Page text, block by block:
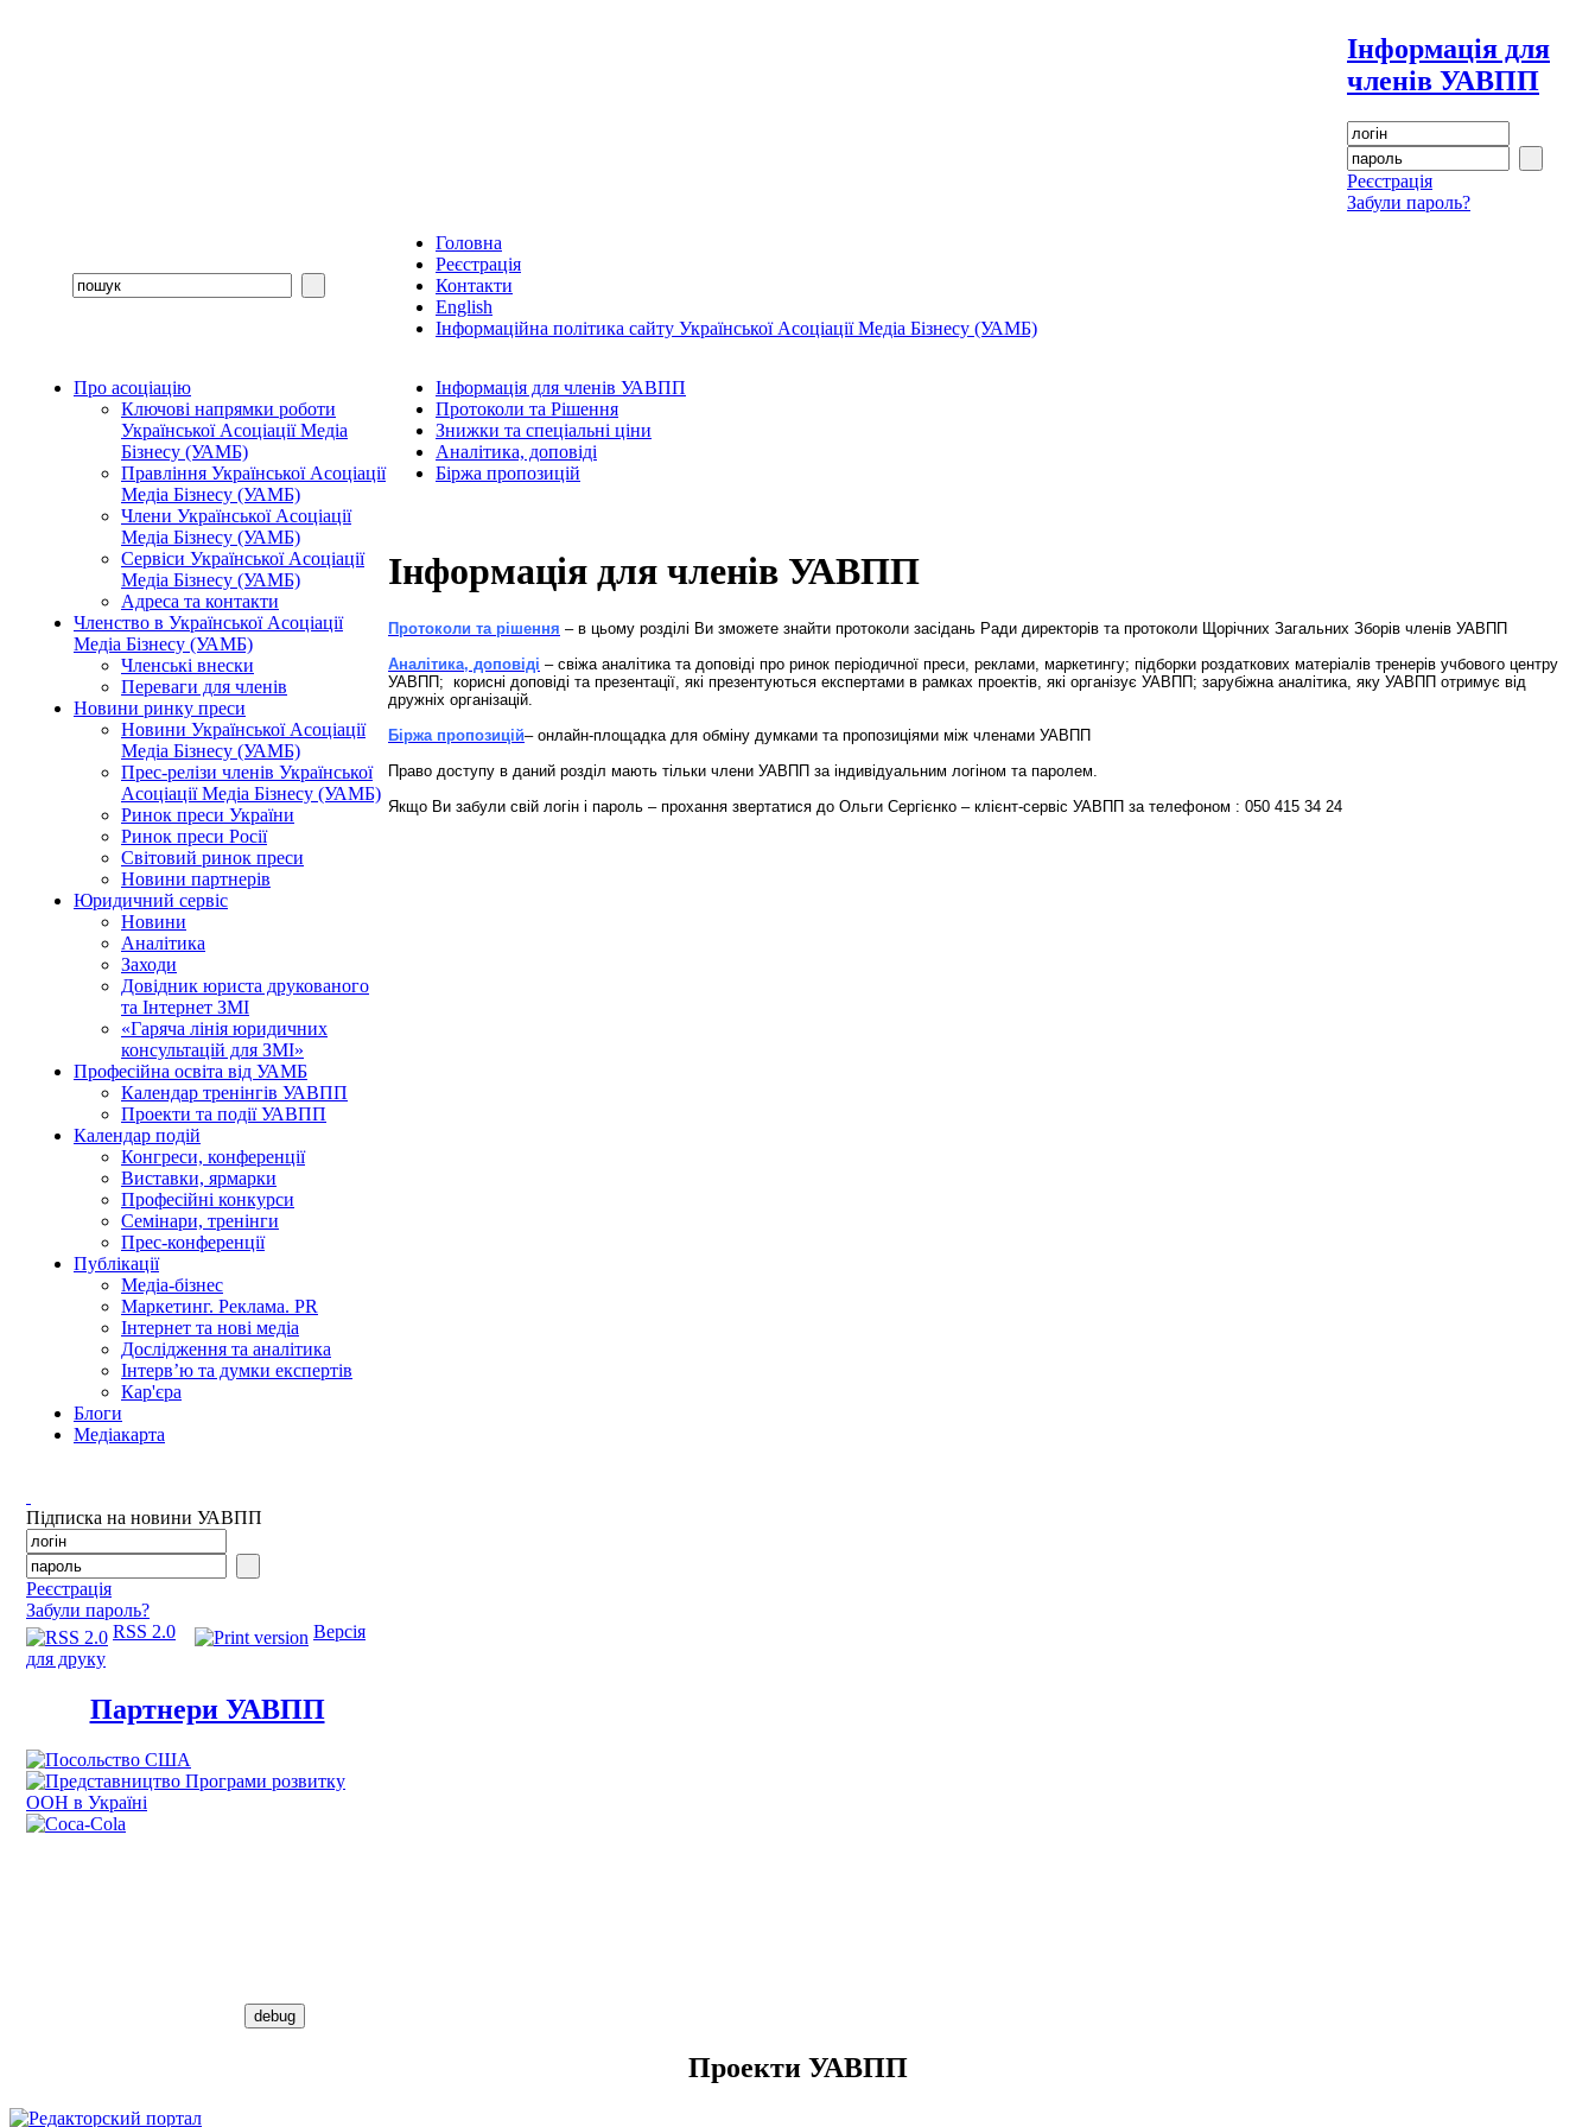
Інформація для
членів УАВПП
Реєстрація
Забули пароль?
Головна
Реєстрація
Контакти
English
Інформаційна політика сайту Української Асоціації Медіа Бізнесу (УАМБ)
Про асоціацію
Ключові напрямки роботи
Української Асоціації Медіа
Бізнесу (УАМБ)
Правління Української Асоціації
Медіа Бізнесу (УАМБ)
Члени Української Асоціації
Медіа Бізнесу (УАМБ)
Сервіси Української Асоціації
Медіа Бізнесу (УАМБ)
Адреса та контакти
Членство в Української Асоціації
Медіа Бізнесу (УАМБ)
Членські внески
Переваги для членів
Новини ринку преси
Новини Української Асоціації
Медіа Бізнесу (УАМБ)
Прес-релізи членів Української
Асоціації Медіа Бізнесу (УАМБ)
Ринок преси України
Ринок преси Росії
Світовий ринок преси
Новини партнерів
Юридичний сервіс
Новини
Аналітика
Заходи
Довідник юриста друкованого
та Інтернет ЗМІ
«Гаряча лінія юридичних
консультацій для ЗМІ»
Професійна освіта від УАМБ
Календар тренінгів УАВПП
Проекти та події УАВПП
Календар подій
Конгреси, конференції
Виставки, ярмарки
Професійні конкурси
Семінари, тренінги
Прес-конференції
Публікації
Медіа-бізнес
Маркетинг. Реклама. PR
Інтернет та нові медіа
Дослідження та аналітика
Інтерв’ю та думки експертів
Кар'єра
Блоги
Медіакарта
Підписка на новини УАВПП
Реєстрація
Забули пароль?
RSS 2.0
Версія
для друку
Партнери УАВПП
Інформація для членів УАВПП
Протоколи та Рішення
Знижки та спеціальні ціни
Аналітика, доповіді
Біржа пропозицій
Інформація для членів УАВПП
Протоколи та рішення – в цьому розділі Ви зможете знайти протоколи засідань Ради директорів та протоколи Щорічних Загальних Зборів членів УАВПП
Аналітика, доповіді – свіжа аналітика та доповіді про ринок періодичної преси, реклами, маркетингу; підборки роздаткових матеріалів тренерів учбового центру
УАВПП; корисні доповіді та презентації, які презентуються експертами в рамках проектів, які організує УАВПП; зарубіжна аналітика, яку УАВПП отримує від
дружніх організацій.
Біржа пропозицій– онлайн-площадка для обміну думками та пропозиціями між членами УАВПП
Право доступу в даний розділ мають тільки члени УАВПП за індивідуальним логіном та паролем.
Якщо Ви забули свій логін і пароль – прохання звертатися до Ольги Сергієнко – клієнт-сервіс УАВПП за телефоном : 050 415 34 24
Проекти УАВПП